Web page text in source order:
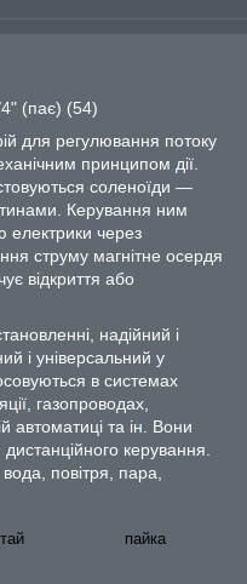
(пає) (54)
для регулювання потоку
принципом дії.
соленоїди —
Керування ним
електрики через
струму магнітне осердя
відкриття або
надійний і
і універсальний у
в системах
газопроводах,
автоматиці та ін. Вони
керування.
повітря, пара,
пайка